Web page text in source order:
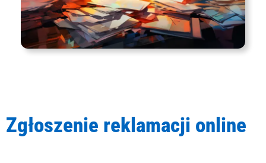
Zgłoszenie reklamacji online